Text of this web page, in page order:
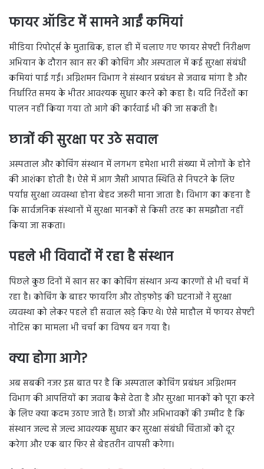
फायर ऑडिट में सामने आईं कमियां
मीडिया रिपोर्ट्स के मुताबिक, हाल ही में चलाए गए फायर सेफ्टी निरीक्षण
अभियान के दौरान खान सर की कोचिंग और अस्पताल में कई सुरक्षा संबंधी
कमियां पाई गईं। अग्निशमन विभाग ने संस्थान प्रबंधन से जवाब मांगा है और
निर्धारित समय के भीतर आवश्यक सुधार करने को कहा है। यदि निर्देशों का
पालन नहीं किया गया तो आगे की कार्रवाई भी की जा सकती है।
छात्रों की सुरक्षा पर उठे सवाल
अस्पताल और कोचिंग संस्थान में लगभग हमेशा भारी संख्या में लोगों के होने
की आशंका होती है। ऐसे में आग जैसी आपात स्थिति से निपटने के लिए
पर्याप्त सुरक्षा व्यवस्था होना बेहद जरूरी माना जाता है। विभाग का कहना है
कि सार्वजनिक संस्थानों में सुरक्षा मानकों से किसी तरह का समझौता नहीं
किया जा सकता।
पहले भी विवादों में रहा है संस्थान
पिछले कुछ दिनों में खान सर का कोचिंग संस्थान अन्य कारणों से भी चर्चा में
रहा है। कोचिंग के बाहर फायरिंग और तोड़फोड़ की घटनाओं ने सुरक्षा
व्यवस्था को लेकर पहले ही सवाल खड़े किए थे। ऐसे माहौल में फायर सेफ्टी
नोटिस का मामला भी चर्चा का विषय बन गया है।
क्या होगा आगे?
अब सबकी नजर इस बात पर है कि अस्पताल कोचिंग प्रबंधन अग्निशमन
विभाग की आपत्तियों का जवाब कैसे देता है और सुरक्षा मानकों को पूरा करने
के लिए क्या कदम उठाए जाते हैं। छात्रों और अभिभावकों की उम्मीद है कि
संस्थान जल्द से जल्द आवश्यक सुधार कर सुरक्षा संबंधी चिंताओं को दूर
करेगा और एक बार फिर से बेहतरीन वापसी करेगा।